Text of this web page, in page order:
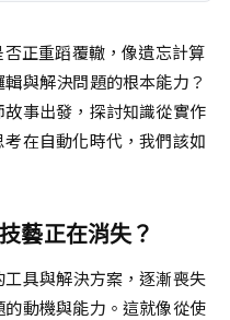
正重蹈覆轍，像遺忘計算
與解決問題的根本能力？
事出發，探討知識從實作
在自動化時代，我們該如
藝正在消失？
具與解決方案，逐漸喪失
動機與能力。這就像從使